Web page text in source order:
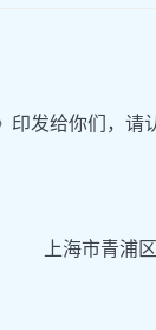
发给你们，请
上海市青浦